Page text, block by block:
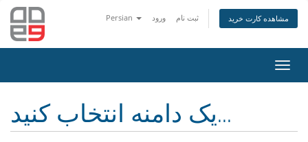
Persian ورود ثبت نام مشاهده کارت خرید
تغییر
یک دامنه انتخاب کنید...